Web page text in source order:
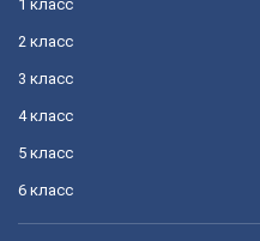
1 класс
2 класс
3 класс
4 класс
5 класс
6 класс